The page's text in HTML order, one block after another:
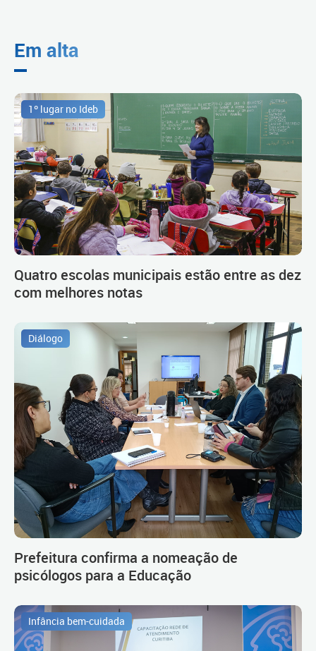
Em alta
1º lugar no Ideb
Quatro escolas municipais estão entre as dez
com melhores notas
Diálogo
Prefeitura confirma a nomeação de
psicólogos para a Educação
Infância bem-cuidada